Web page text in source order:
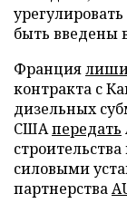
быть введены
Франция
контракта с
дизельных
СШАпередать
силовыми
партнерства